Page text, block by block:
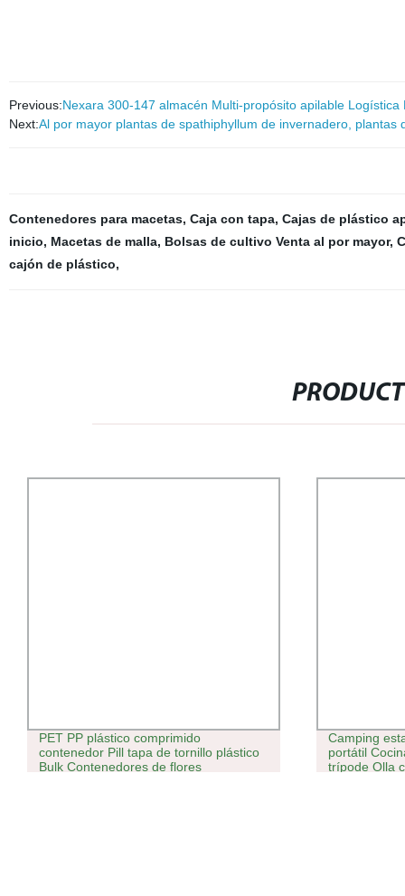
Previous:Nexara 300-147 almacén Multi-propósito apilable Logística
Next:Al por mayor plantas de spathiphyllum de invernadero, plantas
Contenedores para macetas, Caja con tapa, Cajas de plástico
inicio, Macetas de malla, Bolsas de cultivo Venta al por mayor,
cajón de plástico,
PET PP plástico comprimido
contenedor Pill tapa de tornillo plástico
Bulk Contenedores de flores
Camping
portátil
trípode Olla